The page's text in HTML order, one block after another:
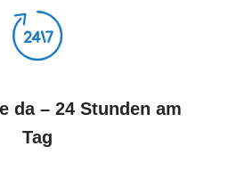
da – 24 Stunden am
Tag